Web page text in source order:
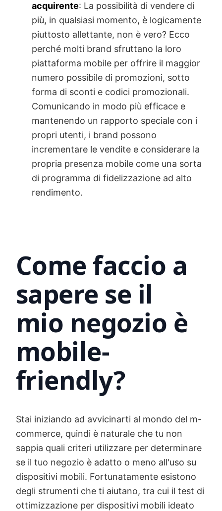
acquirente: La possibilità di vendere di
più, in qualsiasi momento, è logicamente
piuttosto allettante, non è vero? Ecco
perché molti brand sfruttano la loro
piattaforma mobile per offrire il maggior
numero possibile di promozioni, sotto
forma di sconti e codici promozionali.
Comunicando in modo più efficace e
mantenendo un rapporto speciale con i
propri utenti, i brand possono
incrementare le vendite e considerare la
propria presenza mobile come una sorta
di programma di fidelizzazione ad alto
rendimento.
Come faccio a
sapere se il
mio negozio è
mobile-
friendly?
Stai iniziando ad avvicinarti al mondo del m-
commerce, quindi è naturale che tu non
sappia quali criteri utilizzare per determinare
se il tuo negozio è adatto o meno all'uso su
dispositivi mobili. Fortunatamente esistono
degli strumenti che ti aiutano, tra cui il test di
ottimizzazione per dispositivi mobili ideato